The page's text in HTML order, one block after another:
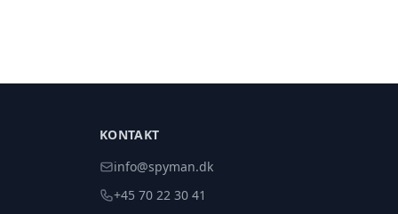
KONTAKT
info@spyman.dk
+45 70 22 30 41